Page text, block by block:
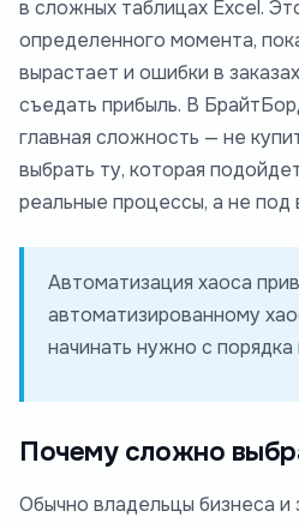
в сложных таблицах Excel.
определенного момента,
вырастает и ошибки в
съедать прибыль. В
главная сложность — не
выбрать ту, которая
реальные процессы, а не под
Автоматизация хаоса
автоматизированному
начинать нужно с порядка
Почему сложно
Обычно владельцы бизнеса и